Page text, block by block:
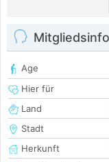
Age
Hier für
Land
Stadt
Herkunft